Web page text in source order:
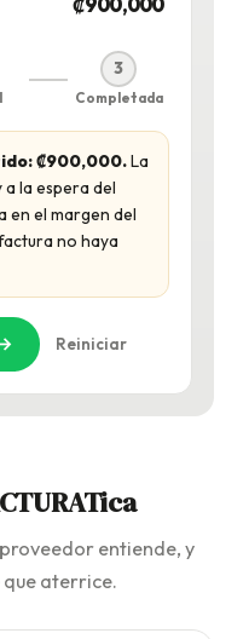
3
Completada
₡900,000.La
la espera del
en el margen del
no haya
Reiniciar
entiende, y
aterrice.